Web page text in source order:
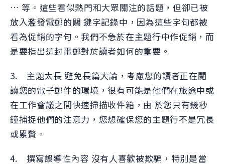
… 等。這些看似熱門和大眾關注的話題，但卻已被
放入濫發電郵的關 鍵字記錄中，因為這些字句都被
看為促銷的字句。我們不急於在主題行中作促銷，而
是要指出這封電郵對於讀者如何的重要。
3. 主題太長 避免長篇大論，考慮您的讀者正在閱
讀您的電子郵件的環境，很有可能是他們在旅途中或
在工作會議之間快速掃描收件箱，由 於您只有幾秒
鐘捕捉他們的注意力，您想確保您的主題行不是冗長
或累贅。
4. 撰寫誤導性內容 沒有人喜歡被欺騙，特別是當